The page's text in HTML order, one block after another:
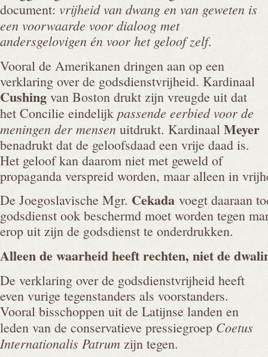
document: vrijheid van dwang en van geweten is
een voorwaarde voor dialoog met
andersgelovigen én voor het geloof zelf.
Vooral de Amerikanen dringen aan op een
verklaring over de godsdienstvrijheid. Kardinaal
Cushing van Boston drukt zijn vreugde uit dat
het Concilie eindelijk passende eerbied voor de
meningen der mensen uitdrukt. Kardinaal Meyer
benadrukt dat de geloofsdaad een vrije daad is.
Het geloof kan daarom niet met geweld of
propaganda verspreid worden, maar alleen in
De Joegoslavische Mgr. Cekadavoegt daaraan
godsdienst ook beschermd moet worden tegen
erop uit zijn de godsdienst te onderdrukken.
Alleen de waarheid heeft rechten, niet de
De verklaring over de godsdienstvrijheid heeft
even vurige tegenstanders als voorstanders.
Vooral bisschoppen uit de Latijnse landen en
leden van de conservatieve pressiegroep Coetus
Internationalis Patrum zijn tegen.